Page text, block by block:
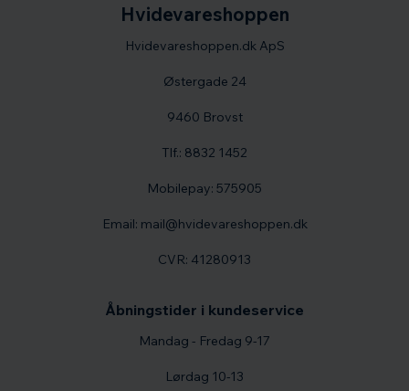
Hvidevareshoppen
Hvidevareshoppen.dk ApS
Østergade 24
9460 Brovst
Tlf.: 8832 1452
Mobilepay: 575905
Email: mail@hvidevareshoppen.dk
CVR: 41280913
Åbningstider i kundeservice
Mandag - Fredag 9-17
Lørdag 10-13